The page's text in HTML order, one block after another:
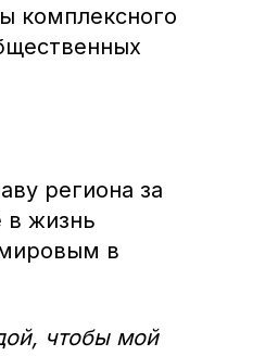
комплексного
региона за
в жизнь
в
чтобы мой